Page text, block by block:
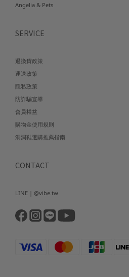
Angelia & Pets
SERVICE
退換貨政策
運送政策
隱私政策
防詐騙宣導
會員權益
購物金使用規則
洞洞鞋選購推薦指南
CONTACT
LINE | @vibe.tw